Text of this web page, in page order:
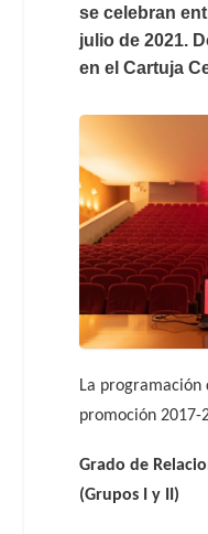
Doble Grado PER/
Comunicación
#YoPractico
se celebran
julio de 2021.
en el Cartuja
La programación
promoción 2017-
Grado de
(Grupos I y II)